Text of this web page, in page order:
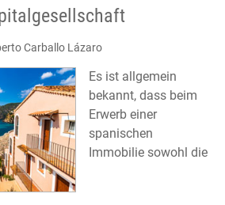
Carballo Lázaro
Es ist allgemein
bekannt, dass beim
Erwerb einer
spanischen
Immobilie sowohl die